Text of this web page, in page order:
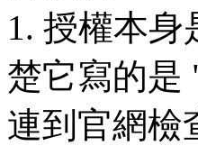
1. 授權本
楚它寫的是
連到官網檢